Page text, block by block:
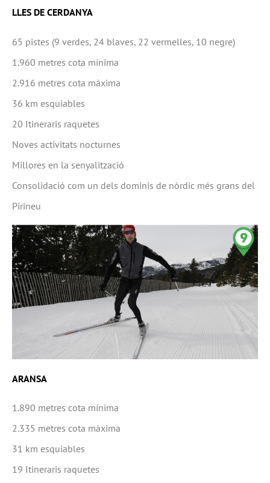
LLES DE CERDANYA
65 pistes (9 verdes, 24 blaves, 22 vermelles, 10 negre)
1.960 metres cota mínima
2.916 metres cota màxima
36 km esquiables
20 Itineraris raquetes
Noves activitats nocturnes
Millores en la senyalització
Consolidació com un dels dominis de nòrdic més grans del
Pirineu
ARANSA
1.890 metres cota mínima
2.335 metres cota màxima
31 km esquiables
19 Itineraris raquetes